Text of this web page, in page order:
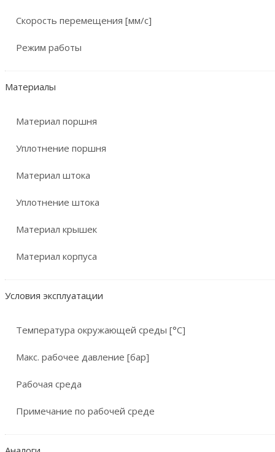
Скорость перемещения [мм/с]
Режим работы
Материалы
Материал поршня
Уплотнение поршня
Материал штока
Уплотнение штока
Материал крышек
Материал корпуса
Условия эксплуатации
Температура окружающей среды [°C]
Макс. рабочее давление [бар]
Рабочая среда
Примечание по рабочей среде